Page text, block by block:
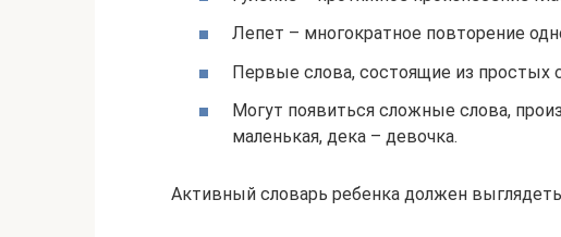
Лепет – многократное повторение
Первые слова, состоящие из простых
Могут появиться сложные слова,
маленькая, дека – девочка.
Активный словарь ребенка должен